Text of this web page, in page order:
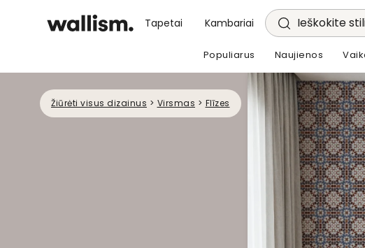
Tapetai Kambariai Ieškokite
Populiarus Naujienos
Žiūrėti visus dizainus > Virsmas > Flīzes